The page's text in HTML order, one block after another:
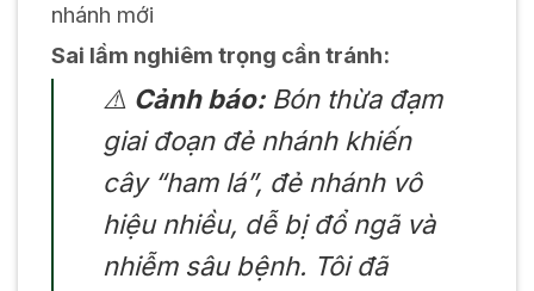
nhánh mới
Sai lầm nghiêm trọng cần tránh:
⚠️ Cảnh báo:Bón thừa đạm
giai đoạn đẻ nhánh khiến
cây “ham lá”, đẻ nhánh vô
hiệu nhiều, dễ bị đổ ngã và
nhiễm sâu bệnh. Tôi đã